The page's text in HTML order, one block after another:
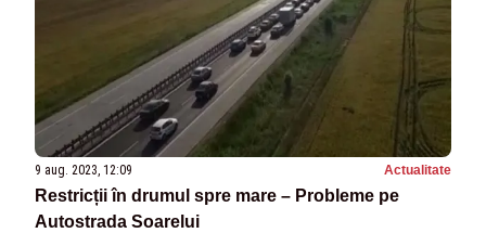
9 aug. 2023, 12:09 Actualitate
Restricții în drumul spre mare – Probleme pe
Autostrada Soarelui